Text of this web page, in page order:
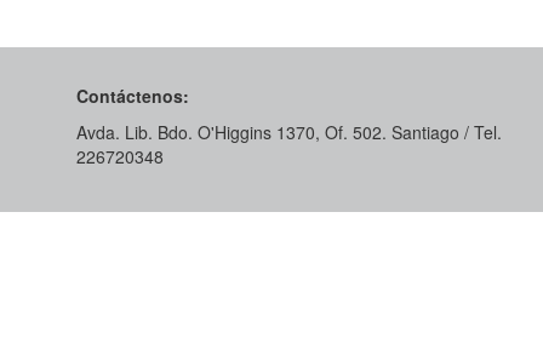
Contáctenos:
Avda. Lib. Bdo. O'Higgins 1370, Of. 502. Santiago / Tel.
226720348